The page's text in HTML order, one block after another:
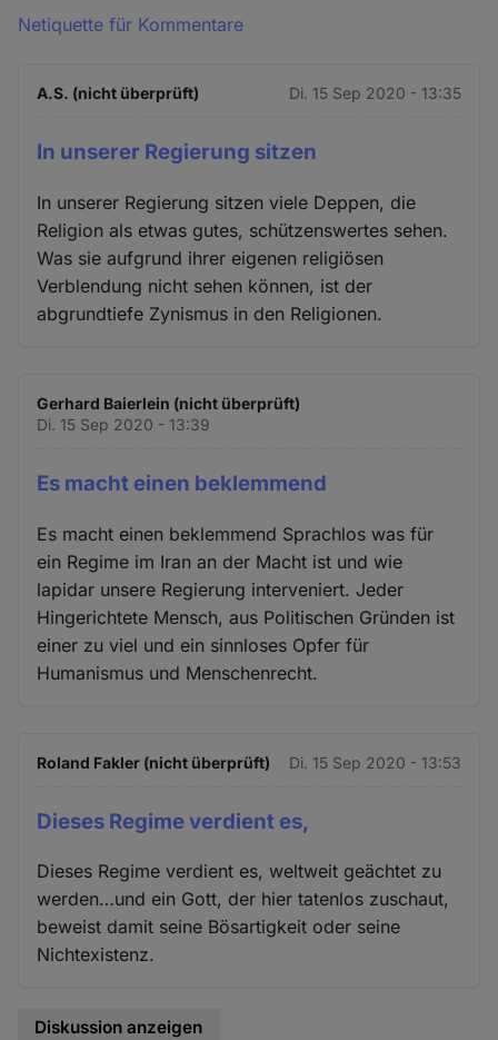
Netiquette für Kommentare
A.S. (nicht überprüft) Di. 15 Sep 2020 - 13:35
In unserer Regierung sitzen
In unserer Regierung sitzen viele Deppen, die
Religion als etwas gutes, schützenswertes sehen.
Was sie aufgrund ihrer eigenen religiösen
Verblendung nicht sehen können, ist der
abgrundtiefe Zynismus in den Religionen.
Gerhard Baierlein (nicht überprüft)
Di. 15 Sep 2020 - 13:39
Es macht einen beklemmend
Es macht einen beklemmend Sprachlos was für
ein Regime im Iran an der Macht ist und wie
lapidar unsere Regierung interveniert. Jeder
Hingerichtete Mensch, aus Politischen Gründen ist
einer zu viel und ein sinnloses Opfer für
Humanismus und Menschenrecht.
Roland Fakler (nicht überprüft) Di. 15 Sep 2020 - 13:53
Dieses Regime verdient es,
Dieses Regime verdient es, weltweit geächtet zu
werden…und ein Gott, der hier tatenlos zuschaut,
beweist damit seine Bösartigkeit oder seine
Nichtexistenz.
Diskussion anzeigen